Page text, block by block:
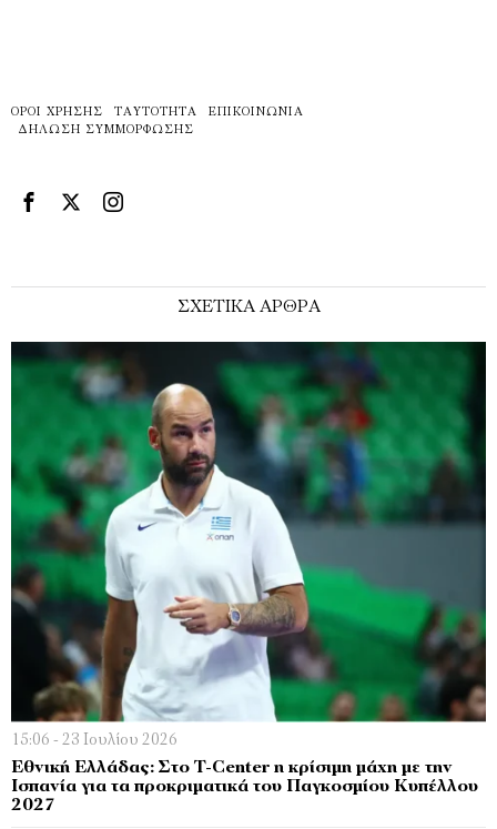
ΌΡΟΙ ΧΡΉΣΗΣ ΤΑΥΤΌΤΗΤΑ
ΕΠΙΚΟΙΝΩΝΊΑ
ΔΉΛΩΣΗ ΣΥΜΜΌΡΦΩΣΗΣ
ΣΧΕΤΙΚΑ ΑΡΘΡΑ
15:06 - 23 Ιουλίου 2026
Εθνική Ελλάδας: Στο T-Center η κρίσιμη μάχη με την
Ισπανία για τα προκριματικά του Παγκοσμίου Κυπέλλου
2027